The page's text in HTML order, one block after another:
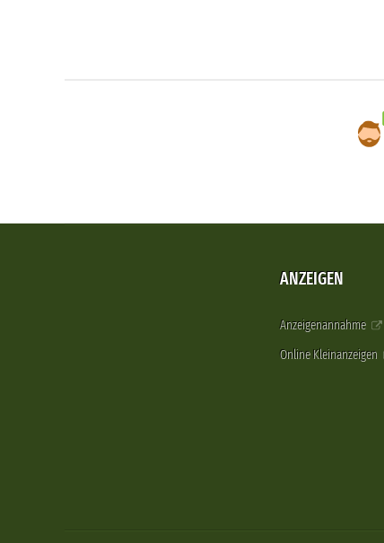
ANZEIGEN
Anzeigenannahme
Online Kleinanzeigen